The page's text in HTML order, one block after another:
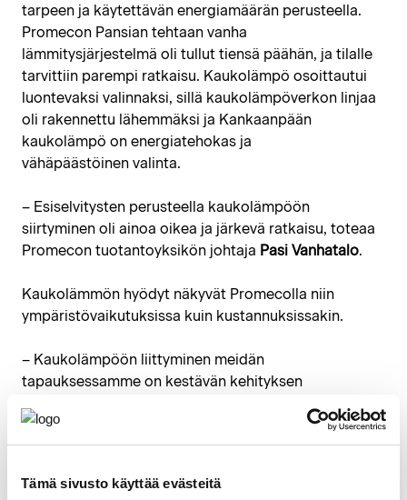
Tämä sivusto käyttää evästeitä
tarpeen ja käytettävän energiamäärän perusteella.
Promecon Pansian tehtaan vanha
lämmitysjärjestelmä oli tullut tiensä päähän, ja tilalle
tarvittiin parempi ratkaisu. Kaukolämpö osoittautui
luontevaksi valinnaksi, sillä kaukolämpöverkon linjaa
oli rakennettu lähemmäksi ja Kankaanpään
kaukolämpö on energiatehokas ja
vähäpäästöinen valinta.
– Esiselvitysten perusteella kaukolämpöön
siirtyminen oli ainoa oikea ja järkevä ratkaisu, toteaa
Promecon tuotantoyksikön johtaja Pasi Vanhatalo.
Kaukolämmön hyödyt näkyvät Promecolla niin
ympäristövaikutuksissa kuin kustannuksissakin.
– Kaukolämpöön liittyminen meidän
tapauksessamme on kestävän kehityksen
hiilijalanjälkeämme sekä kustannuksiamme ja on
äärimmäisen energiatehokas, toteaa Promecon